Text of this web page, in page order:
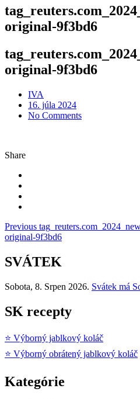
original-9f3bd6
original-9f3bd6
IVA
Posted
on
16. júla 2024
No Comments
Share
Navigácia
v
článku
Previous
original-9f3bd6
SVÁTEK
Sobota, 8. Srpen 2026. Svátek má
SK recepty
⭐ Výborný jablkový koláč
⭐ Výborný obrátený jablkový koláč
Kategórie